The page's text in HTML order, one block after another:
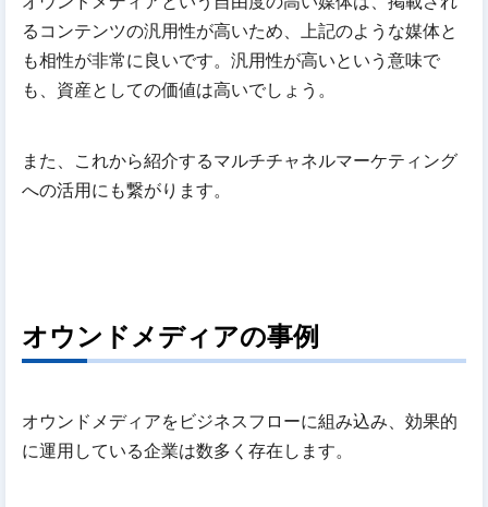
るコンテンツの汎用性が高いため、上記のような媒体と
も相性が非常に良いです。汎用性が高いという意味で
も、資産としての価値は高いでしょう。
また、これから紹介するマルチチャネルマーケティング
への活用にも繋がります。
オウンドメディアの事例
オウンドメディアをビジネスフローに組み込み、効果的
に運用している企業は数多く存在します。